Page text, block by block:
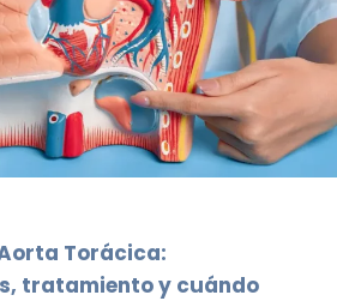
Torácica:
tratamiento y cuándo